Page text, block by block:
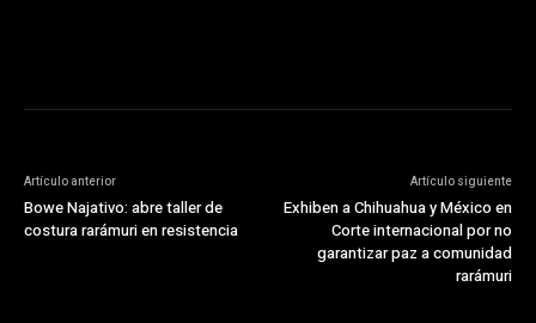
Artículo anterior
Bowe Najativo: abre taller de
costura rarámuri en resistencia
Artículo siguiente
Exhiben a Chihuahua y México en
Corte internacional por no
garantizar paz a comunidad
rarámuri